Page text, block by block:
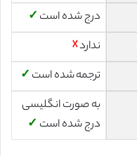
درج شده است ✓
ندارد☓
ترجمه شده است ✓
به صورت انگلیسی
درج شده است ✓